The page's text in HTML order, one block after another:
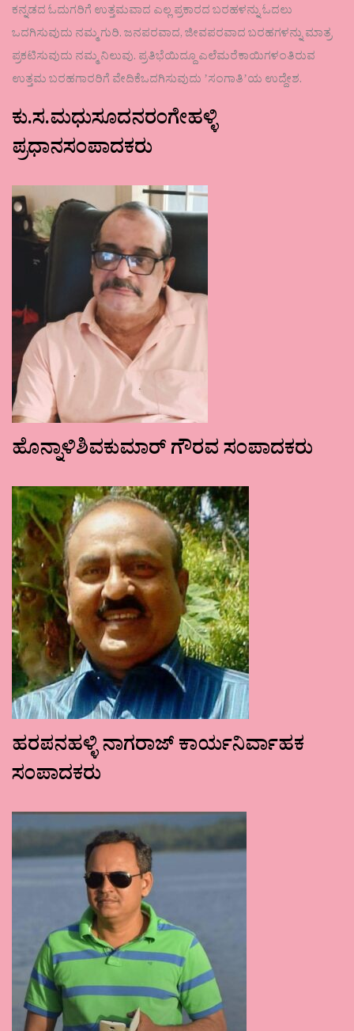
ಕನ್ನಡದ ಓದುಗರಿಗೆ ಉತ್ತಮವಾದ ಎಲ್ಲ ಪ್ರಕಾರದ ಬರಹಳನ್ನು ಓದಲು
ಒದಗಿಸುವುದು ನಮ್ಮ ಗುರಿ. ಜನಪರವಾದ, ಜೀವಪರವಾದ ಬರಹಗಳನ್ನು ಮಾತ್ರ
ಪ್ರಕಟಿಸುವುದು ನಮ್ಮ ನಿಲುವು. ಪ್ರತಿಭೆಯಿದ್ದೂ ಎಲೆಮರೆಕಾಯಿಗಳಂತಿರುವ
ಉತ್ತಮ ಬರಹಗಾರರಿಗೆ ವೇದಿಕೆಒದಗಿಸುವುದು ʼಸಂಗಾತಿʼಯ ಉದ್ದೇಶ.
ಕು.ಸ.ಮಧುಸೂದನರಂಗೇಹಳ್ಳಿ
ಪ್ರಧಾನಸಂಪಾದಕರು
ಹೊನ್ನಾಳಿಶಿವಕುಮಾರ್ ಗೌರವ ಸಂಪಾದಕರು
ಹರಪನಹಳ್ಳಿ ನಾಗರಾಜ್ ಕಾರ್ಯನಿರ್ವಾಹಕ
ಸಂಪಾದಕರು